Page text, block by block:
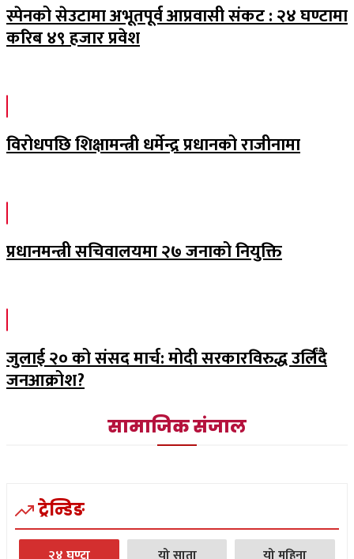
स्पेनको सेउटामा अभूतपूर्व आप्रवासी संकट : २४ घण्टामा
करिब ४९ हजार प्रवेश
विरोधपछि शिक्षामन्त्री धर्मेन्द्र प्रधानको राजीनामा
प्रधानमन्त्री सचिवालयमा २७ जनाको नियुक्ति
जुलाई २० को संसद मार्च: मोदी सरकारविरुद्ध उर्लिंदै
जनआक्रोश?
सामाजिक संजाल
ट्रेन्डिङ